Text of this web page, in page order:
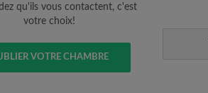
qu'ils vous contactent, c'est
votre choix!
VOTRE CHAMBRE